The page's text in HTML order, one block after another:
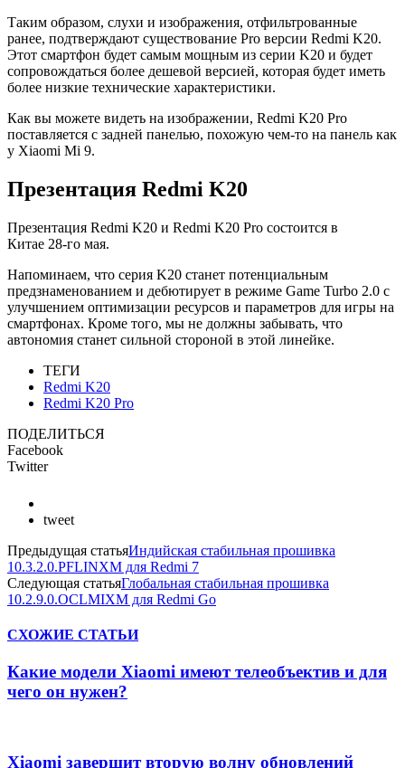
Таким образом, слухи и изображения, отфильтрованные
ранее, подтверждают существование Pro версии Redmi K20.
Этот смартфон будет самым мощным из серии K20 и будет
сопровождаться более дешевой версией, которая будет иметь
более низкие технические характеристики.
Как вы можете видеть на изображении, Redmi K20 Pro
поставляется с задней панелью, похожую чем-то на панель как
у Xiaomi Mi 9.
Презентация Redmi K20
Презентация Redmi K20 и Redmi K20 Pro состоится в
Китае 28-го мая.
Напоминаем, что серия K20 станет потенциальным
предзнаменованием и дебютирует в режиме Game Turbo 2.0 с
улучшением оптимизации ресурсов и параметров для игры на
смартфонах. Кроме того, мы не должны забывать, что
автономия станет сильной стороной в этой линейке.
ТЕГИ
Redmi K20
Redmi K20 Pro
ПОДЕЛИТЬСЯ
Facebook
Twitter
tweet
Предыдущая статьяИндийская стабильная прошивка
10.3.2.0.PFLINXM для Redmi 7
Следующая статьяГлобальная стабильная прошивка
10.2.9.0.OCLMIXM для Redmi Go
СХОЖИЕ СТАТЬИ
Какие модели Xiaomi имеют телеобъектив и для
чего он нужен?
Xiaomi завершит вторую волну обновлений